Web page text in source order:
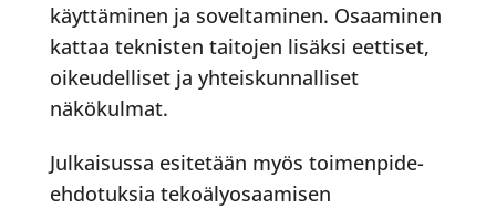
käyttäminen ja soveltaminen. Osaaminen
kattaa teknisten taitojen lisäksi eettiset,
oikeudelliset ja yhteiskunnalliset
näkökulmat.
Julkaisussa esitetään myös toimenpide-
ehdotuksia tekoälyosaamisen